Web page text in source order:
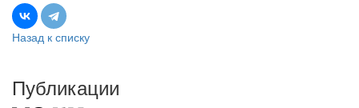
Назад к списку
Публикации